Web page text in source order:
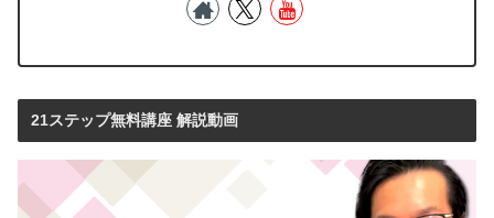
21ステップ無料講座 解説動画